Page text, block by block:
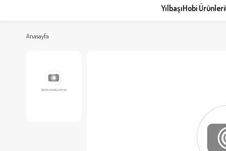
YılbaşıHobi Ürünleri
Anasayfa